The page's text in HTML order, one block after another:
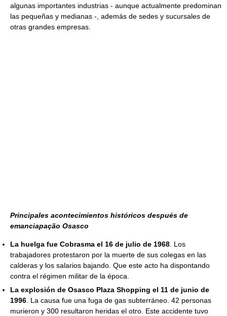
algunas importantes industrias - aunque actualmente predominan
las pequeñas y medianas -, además de sedes y sucursales de
otras grandes empresas.
Principales acontecimientos históricos después de
emanciapação Osasco
La huelga fue Cobrasma el 16 de julio de 1968. Los
trabajadores protestaron por la muerte de sus colegas en las
calderas y los salarios bajando. Que este acto ha dispontando
contra el régimen militar de la época.
La explosión de Osasco Plaza Shopping el 11 de junio de
1996. La causa fue una fuga de gas subterráneo. 42 personas
murieron y 300 resultaron heridas el otro. Este accidente tuvo